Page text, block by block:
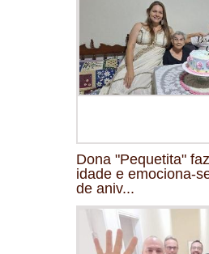
Dona "Pequetita"
idade e emociona-
de aniv...